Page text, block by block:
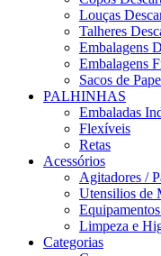
Louças
Talheres
Embalagens
Embalagens
Sacos de
PALHINHAS
Embaladas
Flexíveis
Retas
Acessórios
Agitadores /
Utensilios de
Limpeza e
Categorias